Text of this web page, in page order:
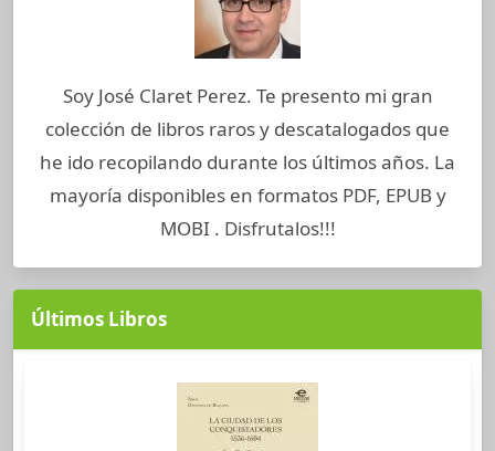
Soy José Claret Perez. Te presento mi gran
colección de libros raros y descatalogados que
he ido recopilando durante los últimos años. La
mayoría disponibles en formatos PDF, EPUB y
MOBI . Disfrutalos!!!
Últimos Libros